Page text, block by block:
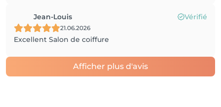
Jean-Louis Vérifié
21.06.2026
Excellent Salon de coiffure
Afficher plus d'avis